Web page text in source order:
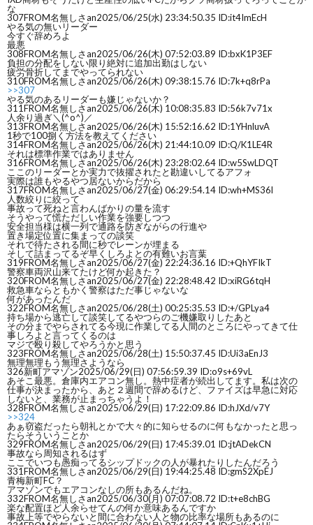
な
307FROM名無しさan2025/06/25(水) 23:34:50.35 ID:it4ImEcH
やる気の無いリーダー
今すぐ辞めろよ
最悪
308FROM名無しさan2025/06/26(木) 07:52:03.89 ID:bxK1P3EF
負担の分配をしない限り絶対に追加出勤はしない
疲労骨折してまでやってられない
310FROM名無しさan2025/06/26(木) 09:38:15.76 ID:7k+q8rPa
>>307
やる気のあるリーダーも嫌じゃないか？
311FROM名無しさan2025/06/26(木) 10:08:35.83 ID:56k7v71x
人余り過ぎ＼(^o^)／
313FROM名無しさan2025/06/26(木) 15:52:16.62 ID:1YHnluvA
1秒で100捌く方法を教えてください
314FROM名無しさan2025/06/26(木) 21:44:10.09 ID:Q/K1LE4R
それは標準作業ではありません
316FROM名無しさan2025/06/26(木) 23:28:02.64 ID:w5SwLDQT
ここのリーダーとか実力で抜擢されたと勘違いしてるアフォ
実際は誰もやるやつ居ないからだから
317FROM名無しさan2025/06/27(金) 06:29:54.14 ID:wh+MS36l
人数絞りに絞って
事故って死ねと言わんばかりの量を流す
そうやって慌ただしい作業を強要しつつ
安全担当様は横一列で通路を防ぎながらの行進や
置き場定位置に集まっての談笑
それで待たされる間に秒でレーンが埋まる
そして詰まってるぞ早くしろよとの有難いお言葉
319FROM名無しさan2025/06/27(金) 22:24:36.16 ID:+QhYFIkT
警察車両沢山来てたけど何か起きた？
320FROM名無しさan2025/06/27(金) 22:28:48.42 ID:xiRG6tqH
救急車ならともかく警察はただ事じゃないな
何があったんだ
322FROM名無しさan2025/06/28(土) 00:25:35.53 ID:+/GPLya4
持ち場から逃亡して談笑してるやつらのご機嫌取りしたあと
その分までやらされてる今現に作業してる人間のところにやってきて仕
事しろよと言ってくるのは
マジで殴り殺してやろうかと思う
323FROM名無しさan2025/06/28(土) 15:50:37.45 ID:Ui3aEnJ3
無理無理もう無理さようなら
326新町アマゾン2025/06/29(日) 07:56:59.39 ID:o9s+69vL
あそこ最悪。倉庫内エアコン無し。熱中症者が続出してます。私は次の
仕事が決まったから、あと２週間で辞めるけど、ファイズは早急に対応
しないと、業務が止まっちゃうよ！
328FROM名無しさan2025/06/29(日) 17:22:09.86 ID:hJXd/v7Y
>>324
あぁ窃盗だったら朝礼とかで大々的に知らせるのに何もなかったと思っ
たらそういうことか
329FROM名無しさan2025/06/29(日) 17:45:39.01 ID:jtADekCN
事故なら周知されるはず
ここでいつも愚痴ってるシップドックの人が暴れたりしたんだろう
331FROM名無しさan2025/06/29(日) 19:44:25.48 ID:gmS2XpEJ
青梅新町FC？
アマゾンでもエアコンなしの所もあるんだね。
332FROM名無しさan2025/06/30(月) 07:07:08.72 ID:t+e8chBG
楽な配置ほど人余らせてんの何か意味あるんですか
事故上等でやらないと間に合わない人と物の比率な場所もあるのに